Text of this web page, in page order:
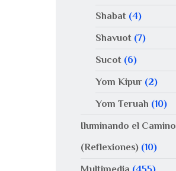
Shabat(4)
Shavuot(7)
Sucot(6)
Yom Kipur(2)
Yom Teruah (10)
Iluminando el Camino
(Reflexiones) (10)